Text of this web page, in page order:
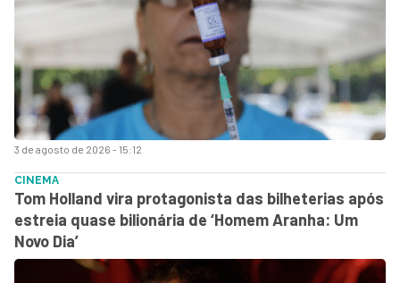
3 de agosto de 2026 - 15:12
CINEMA
Tom Holland vira protagonista das bilheterias após
estreia quase bilionária de ‘Homem Aranha: Um
Novo Dia’